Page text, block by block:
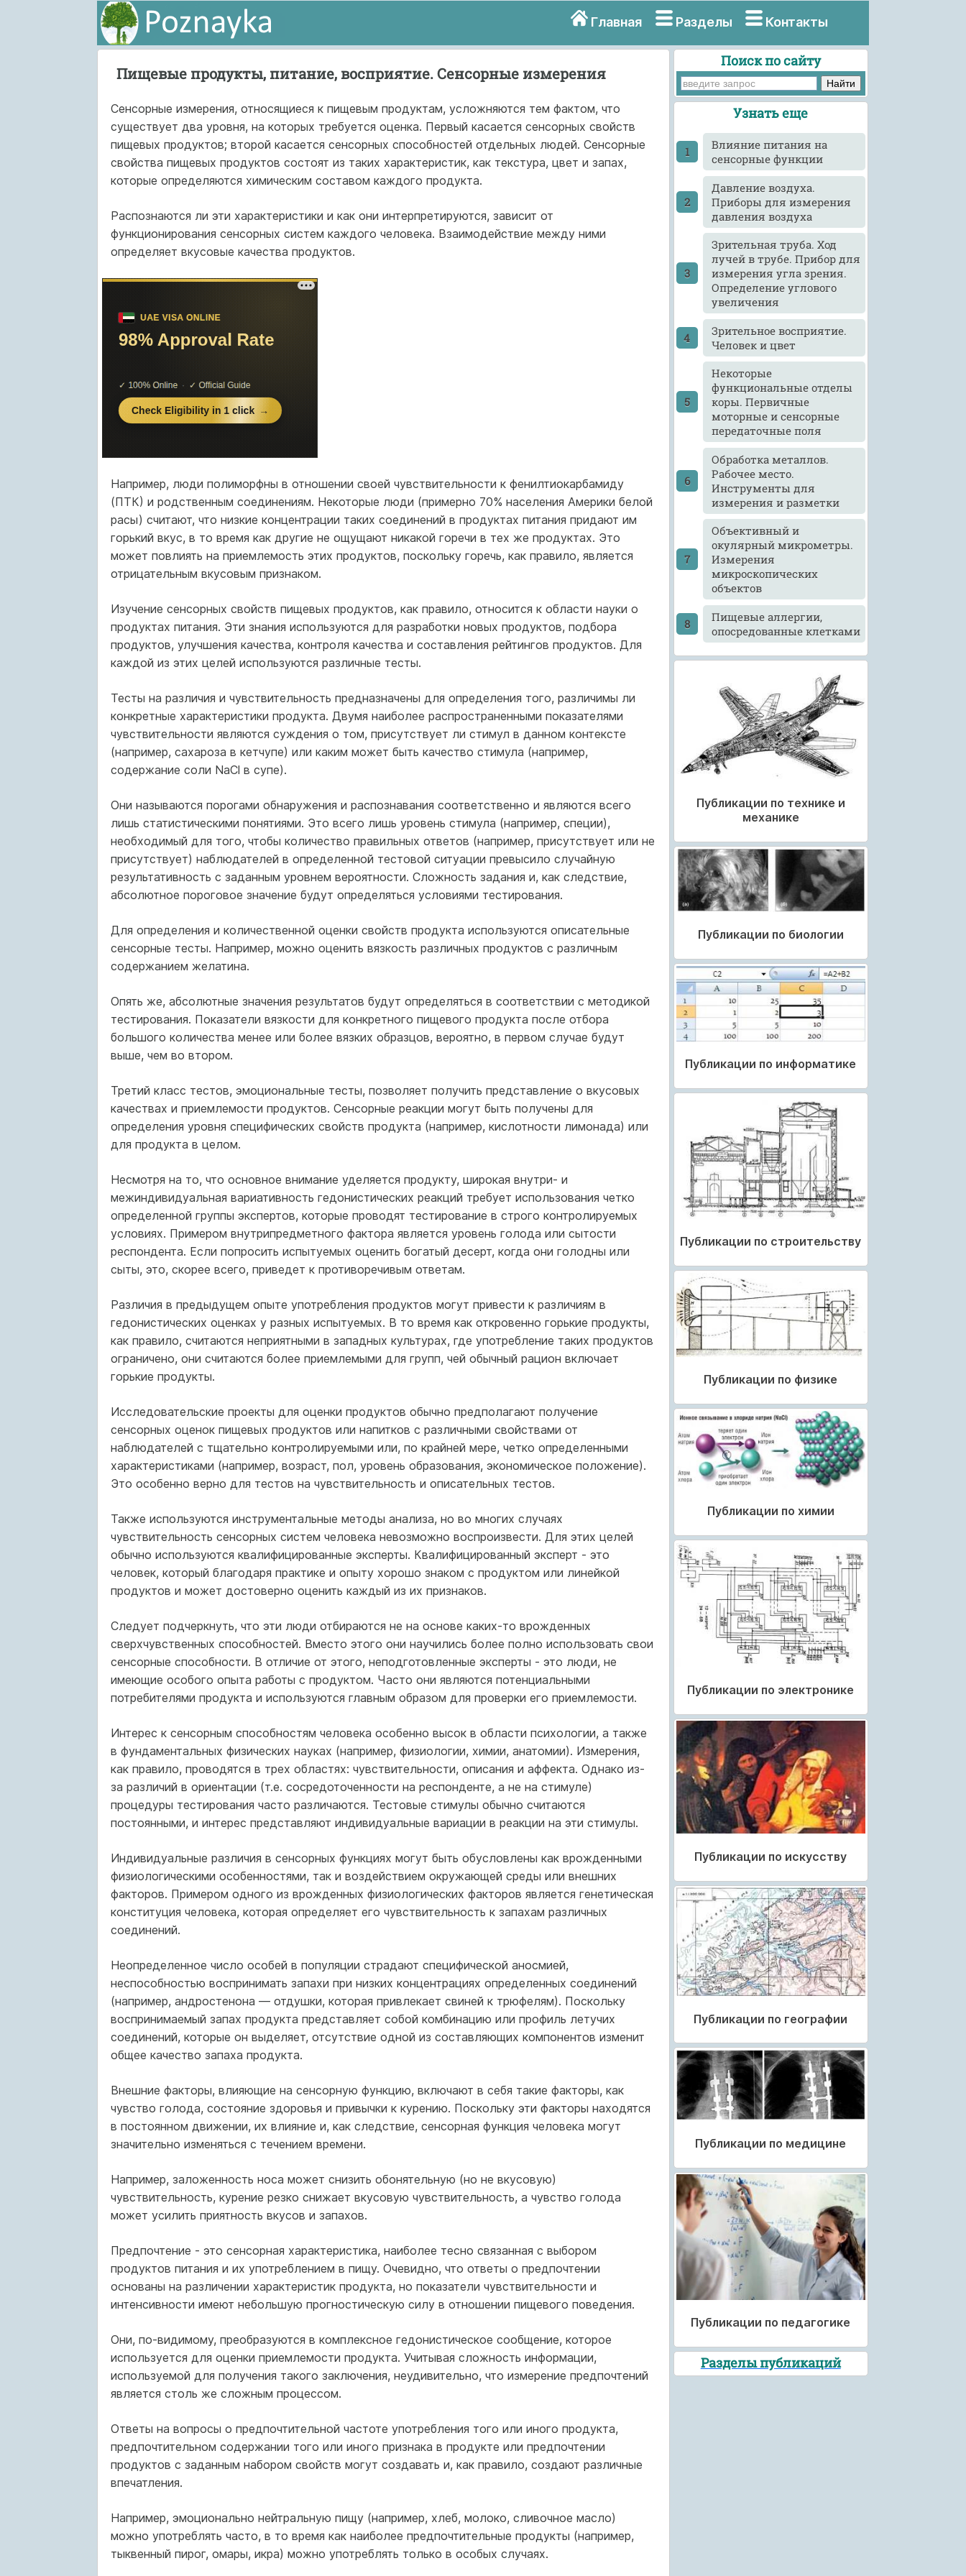
Главная Разделы Контакты
Пищевые продукты, питание, восприятие. Сенсорные измерения
Сенсорные измерения, относящиеся к пищевым продуктам, усложняются тем фактом, что
существует два уровня, на которых требуется оценка. Первый касается сенсорных свойств
пищевых продуктов; второй касается сенсорных способностей отдельных людей. Сенсорные
свойства пищевых продуктов состоят из таких характеристик, как текстура, цвет и запах,
которые определяются химическим составом каждого продукта.
Распознаются ли эти характеристики и как они интерпретируются, зависит от
функционирования сенсорных систем каждого человека. Взаимодействие между ними
определяет вкусовые качества продуктов.
Например, люди полиморфны в отношении своей чувствительности к фенилтиокарбамиду
(ПТК) и родственным соединениям. Некоторые люди (примерно 70% населения Америки белой
расы) считают, что низкие концентрации таких соединений в продуктах питания придают им
горький вкус, в то время как другие не ощущают никакой горечи в тех же продуктах. Это
может повлиять на приемлемость этих продуктов, поскольку горечь, как правило, является
отрицательным вкусовым признаком.
Изучение сенсорных свойств пищевых продуктов, как правило, относится к области науки о
продуктах питания. Эти знания используются для разработки новых продуктов, подбора
продуктов, улучшения качества, контроля качества и составления рейтингов продуктов. Для
каждой из этих целей используются различные тесты.
Тесты на различия и чувствительность предназначены для определения того, различимы ли
конкретные характеристики продукта. Двумя наиболее распространенными показателями
чувствительности являются суждения о том, присутствует ли стимул в данном контексте
(например, сахароза в кетчупе) или каким может быть качество стимула (например,
содержание соли NaCl в супе).
Они называются порогами обнаружения и распознавания соответственно и являются всего
лишь статистическими понятиями. Это всего лишь уровень стимула (например, специи),
необходимый для того, чтобы количество правильных ответов (например, присутствует или не
присутствует) наблюдателей в определенной тестовой ситуации превысило случайную
результативность с заданным уровнем вероятности. Сложность задания и, как следствие,
абсолютное пороговое значение будут определяться условиями тестирования.
Для определения и количественной оценки свойств продукта используются описательные
сенсорные тесты. Например, можно оценить вязкость различных продуктов с различным
содержанием желатина.
Опять же, абсолютные значения результатов будут определяться в соответствии с методикой
тестирования. Показатели вязкости для конкретного пищевого продукта после отбора
большого количества менее или более вязких образцов, вероятно, в первом случае будут
выше, чем во втором.
Третий класс тестов, эмоциональные тесты, позволяет получить представление о вкусовых
качествах и приемлемости продуктов. Сенсорные реакции могут быть получены для
определения уровня специфических свойств продукта (например, кислотности лимонада) или
для продукта в целом.
Несмотря на то, что основное внимание уделяется продукту, широкая внутри- и
межиндивидуальная вариативность гедонистических реакций требует использования четко
определенной группы экспертов, которые проводят тестирование в строго контролируемых
условиях. Примером внутрипредметного фактора является уровень голода или сытости
респондента. Если попросить испытуемых оценить богатый десерт, когда они голодны или
сыты, это, скорее всего, приведет к противоречивым ответам.
Различия в предыдущем опыте употребления продуктов могут привести к различиям в
гедонистических оценках у разных испытуемых. В то время как откровенно горькие продукты,
как правило, считаются неприятными в западных культурах, где употребление таких продуктов
ограничено, они считаются более приемлемыми для групп, чей обычный рацион включает
горькие продукты.
Исследовательские проекты для оценки продуктов обычно предполагают получение
сенсорных оценок пищевых продуктов или напитков с различными свойствами от
наблюдателей с тщательно контролируемыми или, по крайней мере, четко определенными
характеристиками (например, возраст, пол, уровень образования, экономическое положение).
Это особенно верно для тестов на чувствительность и описательных тестов.
Также используются инструментальные методы анализа, но во многих случаях
чувствительность сенсорных систем человека невозможно воспроизвести. Для этих целей
обычно используются квалифицированные эксперты. Квалифицированный эксперт - это
человек, который благодаря практике и опыту хорошо знаком с продуктом или линейкой
продуктов и может достоверно оценить каждый из их признаков.
Следует подчеркнуть, что эти люди отбираются не на основе каких-то врожденных
сверхчувственных способностей. Вместо этого они научились более полно использовать свои
сенсорные способности. В отличие от этого, неподготовленные эксперты - это люди, не
имеющие особого опыта работы с продуктом. Часто они являются потенциальными
потребителями продукта и используются главным образом для проверки его приемлемости.
Интерес к сенсорным способностям человека особенно высок в области психологии, а также
в фундаментальных физических науках (например, физиологии, химии, анатомии). Измерения,
как правило, проводятся в трех областях: чувствительности, описания и аффекта. Однако из-
за различий в ориентации (т.е. сосредоточенности на респонденте, а не на стимуле)
процедуры тестирования часто различаются. Тестовые стимулы обычно считаются
постоянными, и интерес представляют индивидуальные вариации в реакции на эти стимулы.
Индивидуальные различия в сенсорных функциях могут быть обусловлены как врожденными
физиологическими особенностями, так и воздействием окружающей среды или внешних
факторов. Примером одного из врожденных физиологических факторов является генетическая
конституция человека, которая определяет его чувствительность к запахам различных
соединений.
Неопределенное число особей в популяции страдают специфической аносмией,
неспособностью воспринимать запахи при низких концентрациях определенных соединений
(например, андростенона — отдушки, которая привлекает свиней к трюфелям). Поскольку
воспринимаемый запах продукта представляет собой комбинацию или профиль летучих
соединений, которые он выделяет, отсутствие одной из составляющих компонентов изменит
общее качество запаха продукта.
Внешние факторы, влияющие на сенсорную функцию, включают в себя такие факторы, как
чувство голода, состояние здоровья и привычки к курению. Поскольку эти факторы находятся
в постоянном движении, их влияние и, как следствие, сенсорная функция человека могут
значительно изменяться с течением времени.
Например, заложенность носа может снизить обонятельную (но не вкусовую)
чувствительность, курение резко снижает вкусовую чувствительность, а чувство голода
может усилить приятность вкусов и запахов.
Предпочтение - это сенсорная характеристика, наиболее тесно связанная с выбором
продуктов питания и их употреблением в пищу. Очевидно, что ответы о предпочтении
основаны на различении характеристик продукта, но показатели чувствительности и
интенсивности имеют небольшую прогностическую силу в отношении пищевого поведения.
Они, по-видимому, преобразуются в комплексное гедонистическое сообщение, которое
используется для оценки приемлемости продукта. Учитывая сложность информации,
используемой для получения такого заключения, неудивительно, что измерение предпочтений
является столь же сложным процессом.
Ответы на вопросы о предпочтительной частоте употребления того или иного продукта,
предпочтительном содержании того или иного признака в продукте или предпочтении
продуктов с заданным набором свойств могут создавать и, как правило, создают различные
впечатления.
Например, эмоционально нейтральную пищу (например, хлеб, молоко, сливочное масло)
можно употреблять часто, в то время как наиболее предпочтительные продукты (например,
тыквенный пирог, омары, икра) можно употреблять только в особых случаях.
Поиск по сайту
Узнать еще
Влияние питания на
сенсорные функции
Давление воздуха.
Приборы для измерения
давления воздуха
Зрительная труба. Ход
лучей в трубе. Прибор для
измерения угла зрения.
Определение углового
увеличения
Зрительное восприятие.
Человек и цвет
Некоторые
функциональные отделы
коры. Первичные
моторные и сенсорные
передаточные поля
Обработка металлов.
Рабочее место.
Инструменты для
измерения и разметки
Объективный и
окулярный микрометры.
Измерения
микроскопических
объектов
Пищевые аллергии,
опосредованные клетками
Публикации по технике и
механике
Публикации по биологии
Публикации по информатике
Публикации по строительству
Публикации по физике
Публикации по химии
Публикации по электронике
Публикации по искусству
Публикации по географии
Публикации по медицине
Публикации по педагогике
Разделы публикаций